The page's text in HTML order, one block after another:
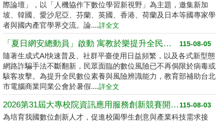
際論壇」，以「人機協作下數位學習新視野」為主題，邀集新加
坡、韓國、愛沙尼亞、芬蘭、英國、香港、荷蘭及日本等國專家學
者與國內產官學界交流。論....詳全文
115-08-05
「夏日網安總動員」啟動 寓教於樂提升全民數位素養
隨著生成式AI快速普及、社群平臺使用日益頻繁，以及各式新型態
網路詐騙手法不斷翻新，民眾面臨的數位風險已不再侷限於病毒或
駭客攻擊。為提升全民數位素養與風險辨識能力，教育部補助台北
市電腦商業同業公會於暑假....詳全文
115-08-03
2026第31屆大專校院資訊應用服務創新競賽開跑了 請高中職以上學生踴躍報名
為培育我國數位創新人才，促進校園學生創意與產業科技需求接